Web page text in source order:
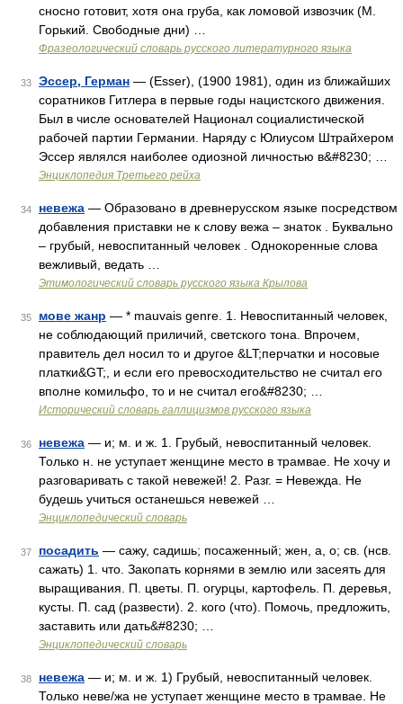
сносно готовит, хотя она груба, как ломовой извозчик (М.
Горький. Свободные дни) …
Фразеологический словарь русского литературного языка
33 Эссер, Герман — (Esser), (1900 1981), один из ближайших
соратников Гитлера в первые годы нацистского движения.
Был в числе основателей Национал социалистической
рабочей партии Германии. Наряду с Юлиусом Штрайхером
Эссер являлся наиболее одиозной личностью в&#8230; …
Энциклопедия Третьего рейха
34 невежа — Образовано в древнерусском языке посредством
добавления приставки не к слову вежа – знаток . Буквально
– грубый, невоспитанный человек . Однокоренные слова
вежливый, ведать …
Этимологический словарь русского языка Крылова
35 мове жанр — * mauvais genre. 1. Невоспитанный человек,
не соблюдающий приличий, светского тона. Впрочем,
правитель дел носил то и другое &LT;перчатки и носовые
платки&GT;, и если его превосходительство не считал его
вполне комильфо, то и не считал его&#8230; …
Исторический словарь галлицизмов русского языка
36 невежа — и; м. и ж. 1. Грубый, невоспитанный человек.
Только н. не уступает женщине место в трамвае. Не хочу и
разговаривать с такой невежей! 2. Разг. = Невежда. Не
будешь учиться останешься невежей …
Энциклопедический словарь
37 посадить — сажу, садишь; посаженный; жен, а, о; св. (нсв.
сажать) 1. что. Закопать корнями в землю или засеять для
выращивания. П. цветы. П. огурцы, картофель. П. деревья,
кусты. П. сад (развести). 2. кого (что). Помочь, предложить,
заставить или дать&#8230; …
Энциклопедический словарь
38 невежа — и; м. и ж. 1) Грубый, невоспитанный человек.
Только неве/жа не уступает женщине место в трамвае. Не